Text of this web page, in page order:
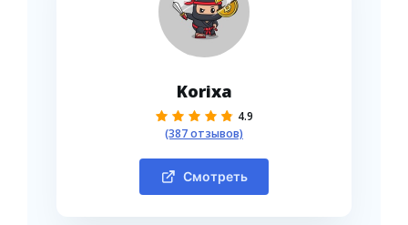
Korixa
4.9
(387 отзывов)
Смотреть